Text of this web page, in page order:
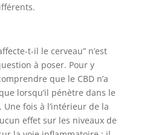
t-il le cerveau” n’est
à poser. Pour y
que le CBD n’a
lorsqu’il pénètre dans le
fois à l’intérieur de la
effet sur les niveaux de